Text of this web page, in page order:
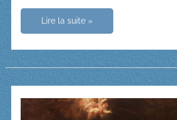
Chante,
mon
c’est
Noël !
Lire la suite »